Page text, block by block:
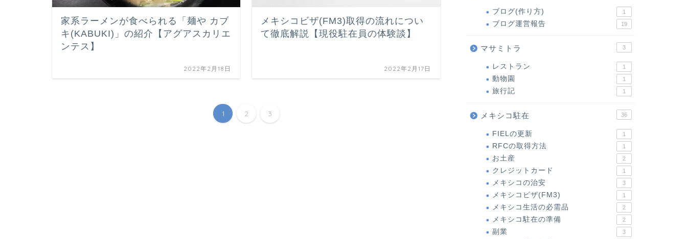
家系ラーメンが食べられる「麺や カブ
キ(KABUKI)」の紹介【アグアスカリエ
ンテス】
2022年2月18日
メキシコビザ(FM3)取得の流れについ
て徹底解説【現役駐在員の体験談】
2022年2月17日
1 2 3
ブログ(作り方) 1
ブログ運営報告 19
マサミトラ 3
レストラン 1
動物園 1
旅行記 1
メキシコ駐在 36
FIELの更新 1
RFCの取得方法 1
お土産 2
クレジットカード 1
メキシコの治安 3
メキシコビザ(FM3) 1
メキシコ生活の必需品 2
メキシコ駐在の準備 2
副業 3